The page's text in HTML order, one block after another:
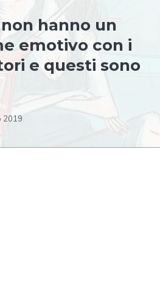
hanno un
emotivo con i
e questi sono
2019